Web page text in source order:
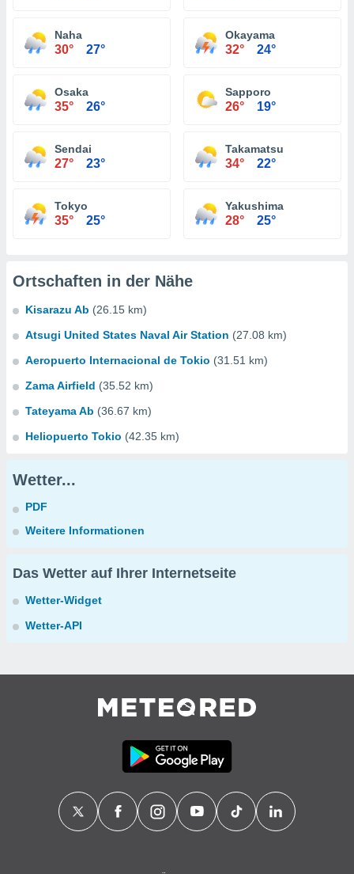
Naha
30° 27°
Okayama
32° 24°
Osaka
35° 26°
Sapporo
26° 19°
Sendai
27° 23°
Takamatsu
34° 22°
Tokyo
35° 25°
Yakushima
28° 25°
Ortschaften in der Nähe
Kisarazu Ab (26.15 km)
Atsugi United States Naval Air Station (27.08 km)
Aeropuerto Internacional de Tokio (31.51 km)
Zama Airfield (35.52 km)
Tateyama Ab (36.67 km)
Heliopuerto Tokio (42.35 km)
Wetter...
PDF
Weitere Informationen
Das Wetter auf Ihrer Internetseite
Wetter-Widget
Wetter-API